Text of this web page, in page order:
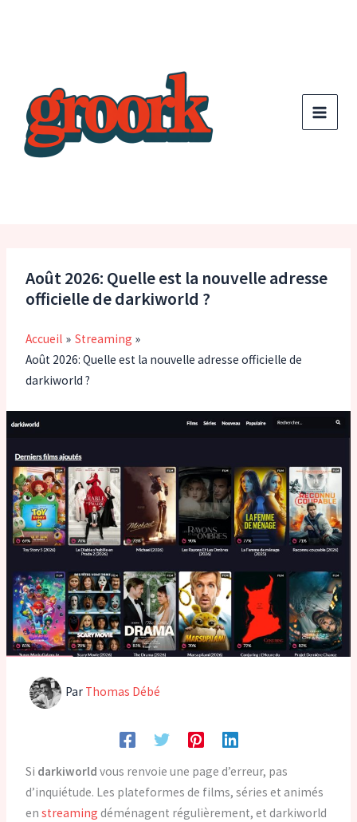
Août 2026: Quelle est la nouvelle adresse
officielle de darkiworld ?
Accueil
Streaming
Août 2026: Quelle est la nouvelle adresse officielle de
darkiworld ?
Par Thomas Débé
Si darkiworld vous renvoie une page d’erreur, pas
d’inquiétude. Les plateformes de films, séries et animés
enstreaming déménagent régulièrement, et darkiworld